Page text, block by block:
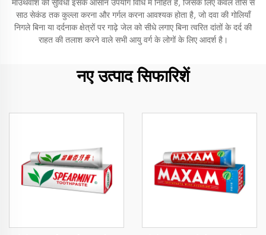
माउथवॉश की सुविधा इसके आसान उपयोग विधि में निहित है, जिसके लिए केवल तीस से
साठ सेकंड तक कुल्ला करना और गर्गल करना आवश्यक होता है, जो दवा की गोलियाँ
निगले बिना या दर्दनाक क्षेत्रों पर गाढ़े जेल को सीधे लगाए बिना त्वरित दांतों के दर्द की
राहत की तलाश करने वाले सभी आयु वर्ग के लोगों के लिए आदर्श है।
नए उत्पाद सिफारिशें